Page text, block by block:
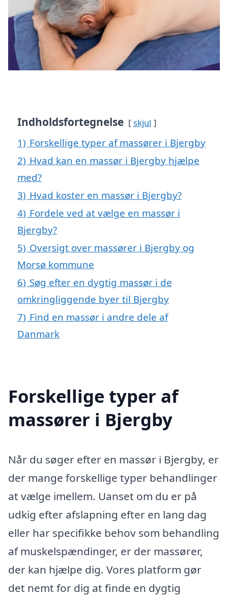
Indholdsfortegnelse skjul
1) Forskellige typer af massører i Bjergby
2) Hvad kan en massør i Bjergby hjælpe
med?
3) Hvad koster en massør i Bjergby?
4) Fordele ved at vælge en massør i
Bjergby?
5) Oversigt over massører i Bjergby og
Morsø kommune
6) Søg efter en dygtig massør i de
omkringliggende byer til Bjergby
7) Find en massør i andre dele af
Danmark
Forskellige typer af
massører i Bjergby
Når du søger efter en massør i Bjergby, er
der mange forskellige typer behandlinger
at vælge imellem. Uanset om du er på
udkig efter afslapning efter en lang dag
eller har specifikke behov som behandling
af muskelspændinger, er der massører,
der kan hjælpe dig. Vores platform gør
det nemt for dig at finde en dygtig